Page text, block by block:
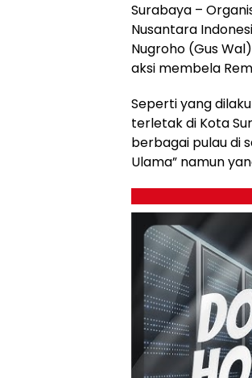
Surabaya –
Nusantara
Nugroho (Gus
aksi membela
Seperti yang
terletak di Kota
berbagai pulau di
Ulama” namun